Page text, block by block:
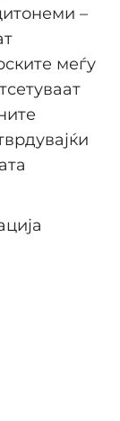
–
меѓу